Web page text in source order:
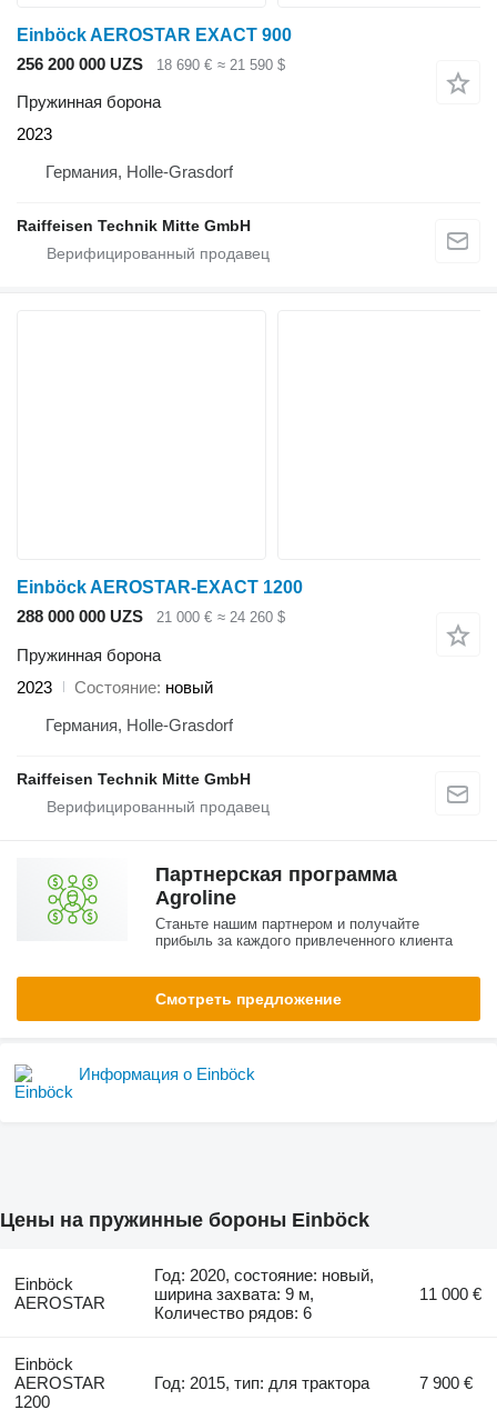
Einböck AEROSTAR EXACT 900
256 200 000 UZS
18 690 € ≈ 21 590 $
Пружинная борона
2023
Германия, Holle-Grasdorf
Raiffeisen Technik Mitte GmbH
Einböck AEROSTAR-EXACT 1200
288 000 000 UZS
21 000 € ≈ 24 260 $
Пружинная борона
2023
Состояние новый
Германия, Holle-Grasdorf
Raiffeisen Technik Mitte GmbH
Партнерская программа
Agroline
Станьте нашим партнером и получайте
прибыль за каждого привлеченного клиента
Смотреть предложение
Информация о Einböck
Цены на пружинные бороны Einböck
Einböck
AEROSTAR
Год: 2020, состояние: новый,
ширина захвата: 9 м,
Количество рядов: 6
11 000 €
Einböck
AEROSTAR
1200
Год: 2015, тип: для трактора 7 900 €